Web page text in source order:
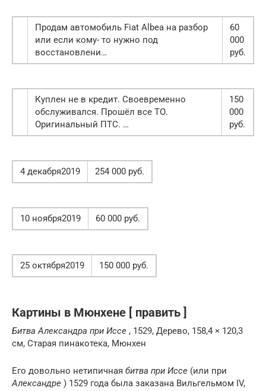
Продам автомобиль Fiat Albea на разбор
или если кому- то нужно под
восстановлени…
60
000
руб.
Куплен не в кредит. Своевременно
обслуживался. Прошёл все ТО.
Оригинальный ПТС. …
150
000
руб.
4 декабря2019 254 000 руб.
10 ноября2019 60 000 руб.
25 октября2019 150 000 руб.
Картины в Мюнхене [ править ]
Битва Александра при Иссе , 1529, Дерево, 158,4 × 120,3
см, Старая пинакотека, Мюнхен
Его довольно нетипичная битва при Иссе (или при
Александре ) 1529 года была заказана Вильгельмом IV,